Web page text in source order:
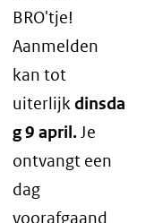
BRO'tje!
Aanmelden
kan tot
uiterlijkdinsda
g 9 april.Je
ontvangt een
dag
voorafgaand